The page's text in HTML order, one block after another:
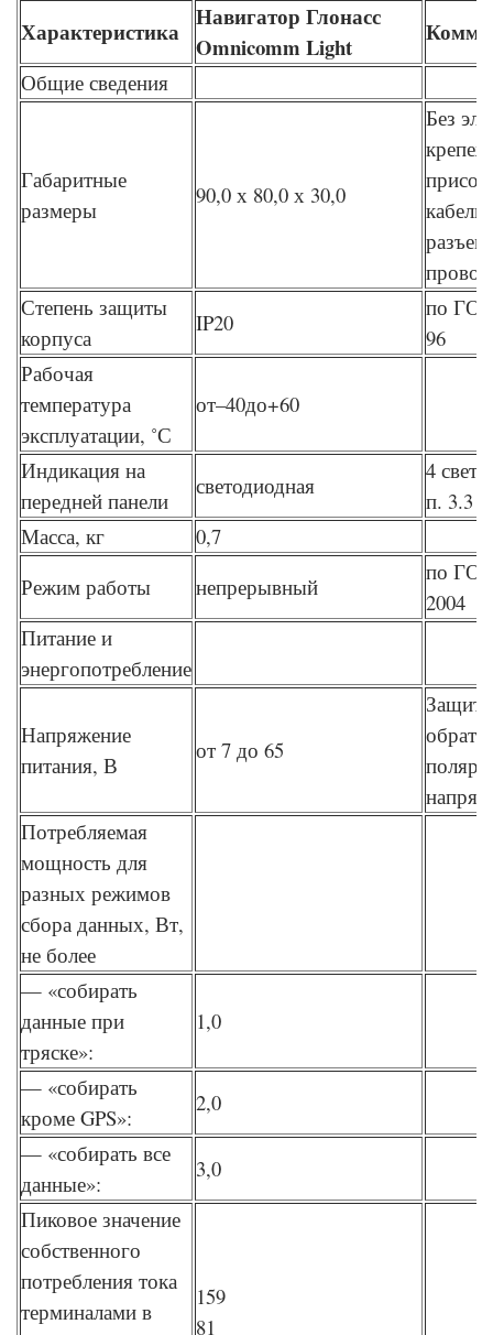
Характеристика
Навигатор Глонасс
Omnicomm Light
Общие сведения
Габаритные
размеры
90,0 х 80,0 х 30,0
Без
Степень защиты
корпуса
IP20
по
96
Рабочая
температура
эксплуатации, ˚С
от–40до+60
Индикация на
передней панели
светодиодная
4
п. 3.3
Масса, кг
0,7
Режим работы
непрерывный
по
2004
Питание и
энергопотребление
Напряжение
питания, В
от 7 до 65
Потребляемая
мощность для
разных режимов
сбора данных, Вт,
не более
— «собирать
данные при
тряске»:
1,0
— «собирать
кроме GPS»:
2,0
— «собирать все
данные»:
3,0
Пиковое значение
собственного
потребления тока
терминалами в
159
81